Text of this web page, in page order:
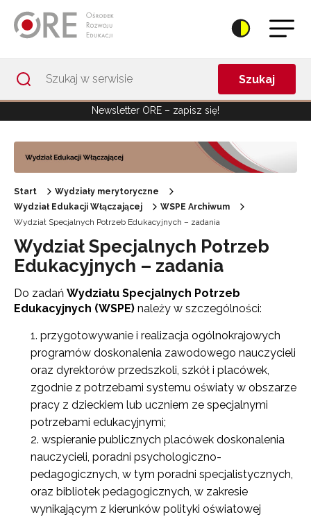
Szukaj
Newsletter ORE – zapisz się!
Start
Wydziały merytoryczne
Wydział Edukacji Włączającej
WSPE Archiwum
Wydział Specjalnych Potrzeb Edukacyjnych – zadania
Wydział Specjalnych Potrzeb
Edukacyjnych – zadania
Do zadań Wydziału Specjalnych Potrzeb
Edukacyjnych (WSPE) należy w szczególności:
przygotowywanie i realizacja ogólnokrajowych
programów doskonalenia zawodowego nauczycieli
oraz dyrektorów przedszkoli, szkół i placówek,
zgodnie z potrzebami systemu oświaty w obszarze
pracy z dzieckiem lub uczniem ze specjalnymi
potrzebami edukacyjnymi;
wspieranie publicznych placówek doskonalenia
nauczycieli, poradni psychologiczno-
pedagogicznych, w tym poradni specjalistycznych,
oraz bibliotek pedagogicznych, w zakresie
wynikającym z kierunków polityki oświatowej